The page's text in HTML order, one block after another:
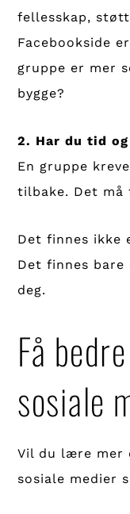
fellesskap,
Facebookside
gruppe er mer
bygge?
2. Har du tid
En gruppe
tilbake. Det må
Det finnes ikke
Det finnes
deg.
Få
sosiale
Vil du lære mer
sosiale medier